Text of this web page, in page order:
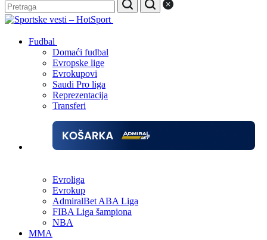
Fudbal
Domaći fudbal
Evropske lige
Evrokupovi
Saudi Pro liga
Reprezentacija
Transferi
Evroliga
Evrokup
AdmiralBet ABA Liga
FIBA Liga šampiona
NBA
MMA